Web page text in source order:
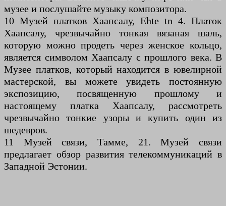
музее и послушайте музыку композитора.
10 Музей платков Хаапсалу, Ehte tn 4. Платок
Хаапсалу, чрезвычайно тонкая вязаная шаль,
которую можно продеть через женское кольцо,
является символом Хаапсалу с прошлого века. В
Музее платков, который находится в ювелирной
мастерской, вы можете увидеть постоянную
экспозицию, посвященную прошлому и
настоящему платка Хаапсалу, рассмотреть
чрезвычайно тонкие узоры и купить один из
шедевров.
11 Музей связи, Тамме, 21. Музей связи
предлагает обзор развития телекоммуникаций в
Западной Эстонии.